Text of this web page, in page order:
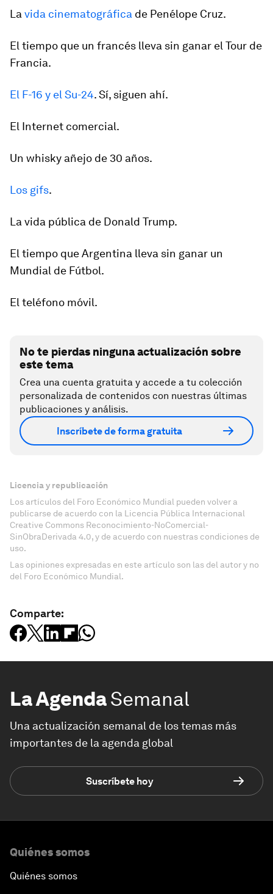
Lavida cinematográfica de Penélope Cruz.
El tiempo que un francés lleva sin ganar el Tour de
Francia.
El F-16 y el Su-24. Sí, siguen ahí.
El Internet comercial.
Un whisky añejo de 30 años.
Los gifs.
La vida pública de Donald Trump.
El tiempo que Argentina lleva sin ganar un
Mundial de Fútbol.
El teléfono móvil.
No te pierdas ninguna actualización sobre
este tema
Crea una cuenta gratuita y accede a tu colección
personalizada de contenidos con nuestras últimas
publicaciones y análisis.
Inscríbete de forma gratuita
Licencia y republicación
Los artículos del Foro Económico Mundial pueden volver a
publicarse de acuerdo con la Licencia Pública Internacional
Creative Commons Reconocimiento-NoComercial-
SinObraDerivada 4.0, y de acuerdo con nuestras condiciones de
uso.
Las opiniones expresadas en este artículo son las del autor y no
del Foro Económico Mundial.
Comparte:
La AgendaSemanal
Una actualización semanal de los temas más
importantes de la agenda global
Suscríbete hoy
Quiénes somos
Quiénes somos